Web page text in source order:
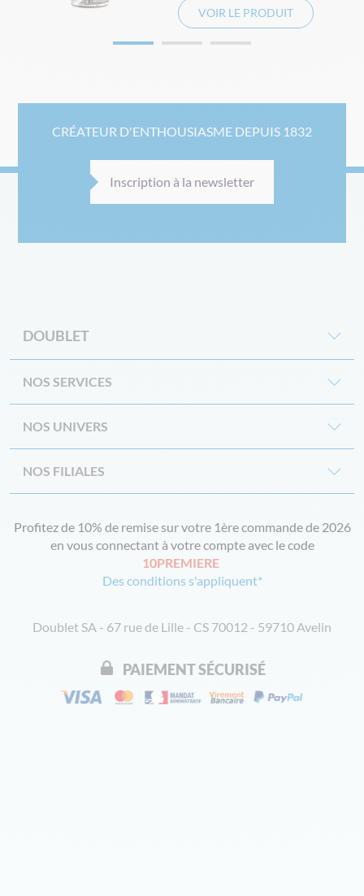
VOIR LE PRODUIT
CRÉATEUR D'ENTHOUSIASME DEPUIS 1832
Inscription à la newsletter
DOUBLET
NOS SERVICES
NOS UNIVERS
NOS FILIALES
Profitez de 10% de remise sur votre 1ère commande de 2026
en vous connectant à votre compte avec le code
10PREMIERE
Des conditions s'appliquent*
Doublet SA - 67 rue de Lille - CS 70012 - 59710 Avelin
PAIEMENT SÉCURISÉ